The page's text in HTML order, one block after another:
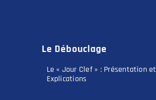
Le Débouclage
Le « Jour Clef » : Présentation et
Explications